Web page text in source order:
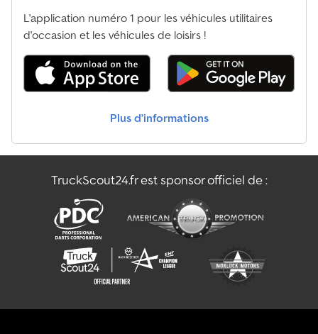
L'application numéro 1 pour les véhicules utilitaires
d'occasion et les véhicules de loisirs !
Plus d’informations
TruckScout24.fr est sponsor officiel de :